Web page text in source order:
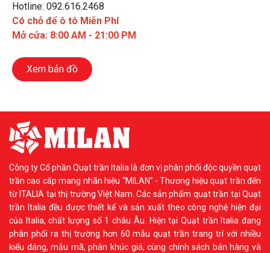
Hotline: 092.616.2468
Có chỗ để ô tô Miễn Phí
Mở cửa: 8:00 AM - 21:00 PM
Xem bản đồ
Công ty Cổ phần Quạt trần Italia là đơn vị phân phối độc quyền quạt
trần cao cấp mang nhãn hiệu “MILAN” - Thương hiệu quạt trần đến
từ ITALIA tại thị trường Việt Nam. Các sản phẩm quạt trần tại Quạt
trần Italia đều được thiết kế và sản xuất theo công nghệ hiện đại
của Italia, chất lượng số 1 châu Âu. Hiện tại Quạt trần Italia đang
phân phối ra thị trường hơn 60 mẫu quạt trần trang trí với nhiều
kiểu dáng, mẫu mã, phân khúc giá, cùng chính sách bán hàng và